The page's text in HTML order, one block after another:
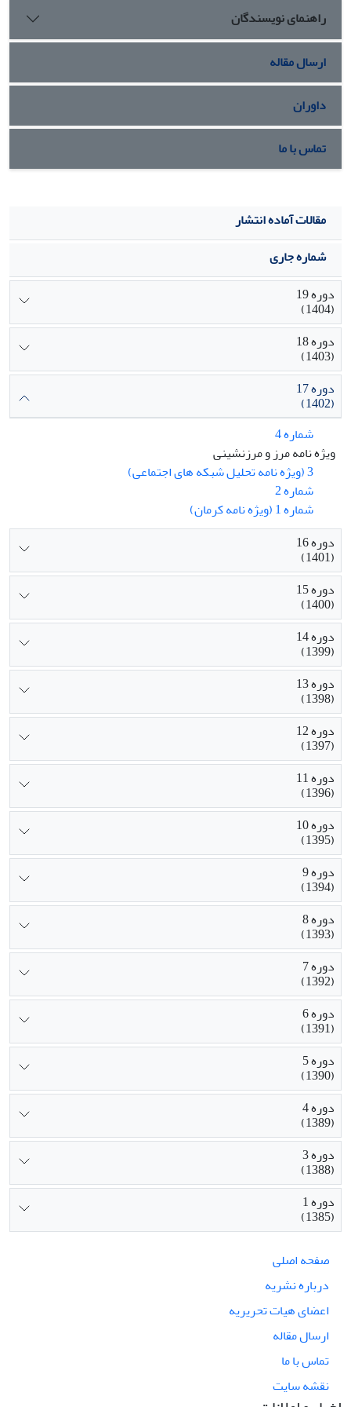
افزایش می­ یابد.
راهنمای نویسندگان
ارسال مقاله
داوران
تماس با ما
مقالات آماده انتشار
شماره جاری
دوره 19
(1404)
دوره 18
(1403)
دوره 17
(1402)
شماره 4
ویژه نامه مرز و مرزنشینی
3 (ویژه نامه تحلیل شبکه های اجتماعی)
شماره 2
شماره 1 (ویژه نامه کرمان)
دوره 16
(1401)
دوره 15
(1400)
دوره 14
(1399)
دوره 13
(1398)
دوره 12
(1397)
دوره 11
(1396)
دوره 10
(1395)
دوره 9
(1394)
دوره 8
(1393)
دوره 7
(1392)
دوره 6
(1391)
دوره 5
(1390)
دوره 4
(1389)
دوره 3
(1388)
دوره 1
(1385)
صفحه اصلی
درباره نشریه
اعضای هیات تحریریه
ارسال مقاله
تماس با ما
نقشه سایت